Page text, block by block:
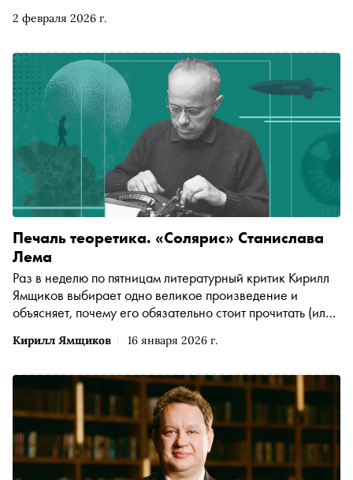
2 февраля 2026 г.
Кирилл Ямщиков 16 января 2026 г.
Печаль теоретика. «Солярис» Станислава
Лема
Раз в неделю по пятницам литературный критик Кирилл
Ямщиков выбирает одно великое произведение и
объясняет, почему его обязательно стоит прочитать (или
Поныне ошеломляющий грацией, холодом стиля,
«Солярис» повлиял практически на каждого, кто хотя бы
единожды признался себе в любви к фантастике